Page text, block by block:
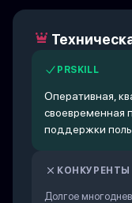
PRSKILL
Оперативная,
своевременная
поддержки
КОНКУРЕНТЫ
Долгое